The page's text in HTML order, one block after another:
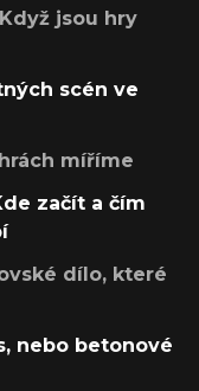
jsou hry
scén ve
míříme
začít a čím
dílo, které
nebo betonové